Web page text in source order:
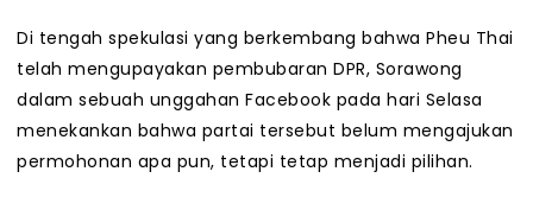
Di tengah spekulasi yang berkembang bahwa Pheu Thai
telah mengupayakan pembubaran DPR, Sorawong
dalam sebuah unggahan Facebook pada hari Selasa
menekankan bahwa partai tersebut belum mengajukan
permohonan apa pun, tetapi tetap menjadi pilihan.